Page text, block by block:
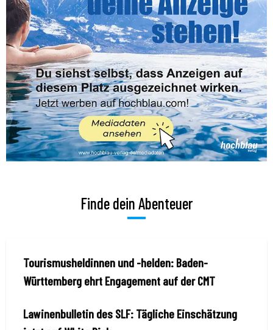
Finde dein Abenteuer
Tourismusheldinnen und -helden: Baden-
Württemberg ehrt Engagement auf der CMT
Lawinenbulletin des SLF: Tägliche Einschätzung